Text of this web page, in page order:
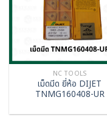
NC TOOLS
เม็ดมีด ยี่ห้อ DIJET
TNMG160408-UR